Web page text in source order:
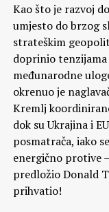
Kao što je razvoj
umjesto do brzog
strateškim
doprinio tenzijama
međunarodne
okrenuo je
Kremlj
dok su Ukrajina i
posmatrača, iako
energično protive
predložio Donald
prihvatio!